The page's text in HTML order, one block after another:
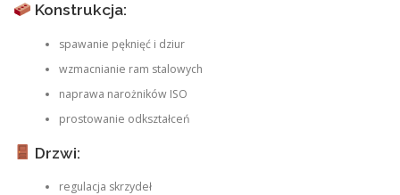
Konstrukcja:
spawanie pęknięć i dziur
wzmacnianie ram stalowych
naprawa narożników ISO
prostowanie odkształceń
Drzwi:
regulacja skrzydeł